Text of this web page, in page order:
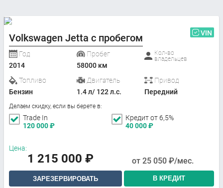
Volkswagen Jetta с пробегом VIN
Год
2014
Пробег
58000 км
Кол-во
владельцев
Топливо
Бензин
Двигатель
1.4 л/ 122 л.с.
Привод
Передний
Делаем скидку, если вы берете в:
Trade In
120 000₽
Кредит от 6,5%
40 000₽
Цена:
1 215 000 ₽ от 25 050 ₽/мес.
ЗАРЕЗЕРВИРОВАТЬ В КРЕДИТ